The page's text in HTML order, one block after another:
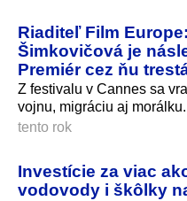
Riaditeľ Film
Šimkovičová je
Premiér cez ňu
Z festivalu v Cannes sa
vojnu, migráciu aj morálku.
tento rok
Investície za viac
vodovody i škôlky